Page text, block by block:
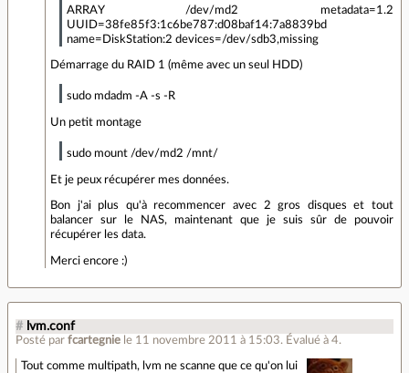
ARRAY /dev/md2 metadata=1.2
UUID=38fe85f3:1c6be787:d08baf14:7a8839bd
name=DiskStation:2 devices=/dev/sdb3,missing
Démarrage du RAID 1 (même avec un seul HDD)
sudo mdadm -A -s -R
Un petit montage
sudo mount /dev/md2 /mnt/
Et je peux récupérer mes données.
Bon j'ai plus qu'à recommencer avec 2 gros disques et tout
balancer sur le NAS, maintenant que je suis sûr de pouvoir
récupérer les data.
Merci encore :)
# lvm.conf
Posté par fcartegnie le 11 novembre 2011 à 15:03. Évalué à 4.
Tout comme multipath, lvm ne scanne que ce qu'on lui